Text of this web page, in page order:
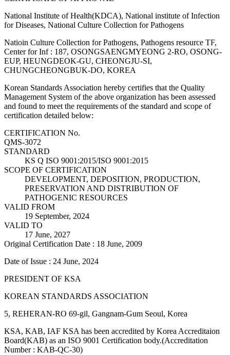
National Institute of Health(KDCA), National institute of Infection
for Diseases, National Culture Collection for Pathogens
Natioin Culture Collection for Pathogens, Pathogens resource TF,
Center for Inf : 187, OSONGSAENGMYEONG 2-RO, OSONG-
EUP, HEUNGDEOK-GU, CHEONGJU-SI,
CHUNGCHEONGBUK-DO, KOREA
Korean Standards Association hereby certifies that the Quality
Management System of the above organization has been assessed
and found to meet the requirements of the standard and scope of
certification detailed below:
CERTIFICATION No.
QMS-3072
STANDARD
KS Q ISO 9001:2015/ISO 9001:2015
SCOPE OF CERTIFICATION
DEVELOPMENT, DEPOSITION, PRODUCTION,
PRESERVATION AND DISTRIBUTION OF
PATHOGENIC RESOURCES
VALID FROM
19 September, 2024
VALID TO
17 June, 2027
Original Certification Date : 18 June, 2009
Date of Issue : 24 June, 2024
PRESIDENT OF KSA
KOREAN STANDARDS ASSOCIATION
5, REHERAN-RO 69-gil, Gangnam-Gum Seoul, Korea
KSA, KAB, IAF KSA has been accredited by Korea Accreditaion
Board(KAB) as an ISO 9001 Certification body.(Accreditation
Number : KAB-QC-30)